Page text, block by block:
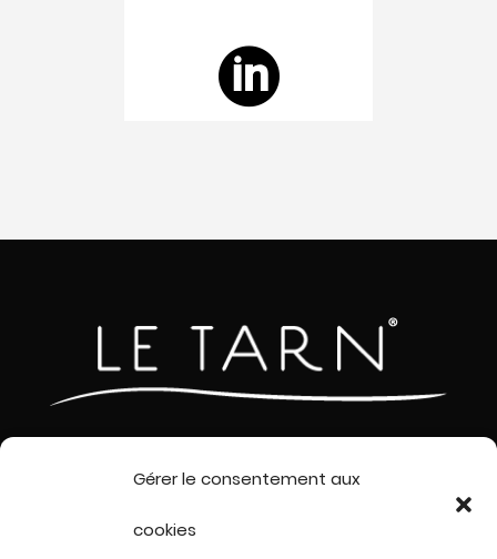
Gérer le consentement aux
cookies

ACCUEIL
LES COUTEAUX